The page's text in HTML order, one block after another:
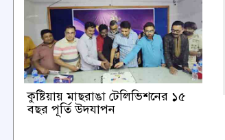
কুষ্টিয়ায় মাছরাঙা টেলিভিশনের ১৫
বছর পূর্তি উদযাপন